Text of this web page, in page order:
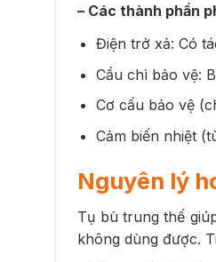
– Các thành phần
Điện trở xả: Có
Cầu chì bảo vệ:
Cơ cấu bảo vệ
Cảm biến nhiệt
Nguyên lý
Tụ bù trung thế
không dùng được.